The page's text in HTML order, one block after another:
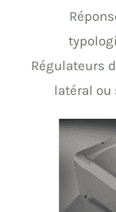
Régulateurs
latéral ou